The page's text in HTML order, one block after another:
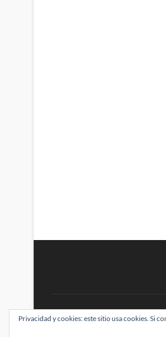
BRAINSTOMPING| Diseñado
Privacidad y cookies: este sitio usa cookies. Si